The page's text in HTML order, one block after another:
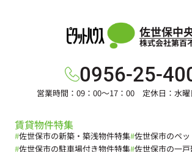
佐世保中
株式会社第百
0956-25-
営業時間：09：00～17：00 定休日：水曜
賃貸物件特集
#佐世保市の新築・築浅物件特集#佐世保市のペ
#佐世保市の駐車場付き物件特集#佐世保市の一